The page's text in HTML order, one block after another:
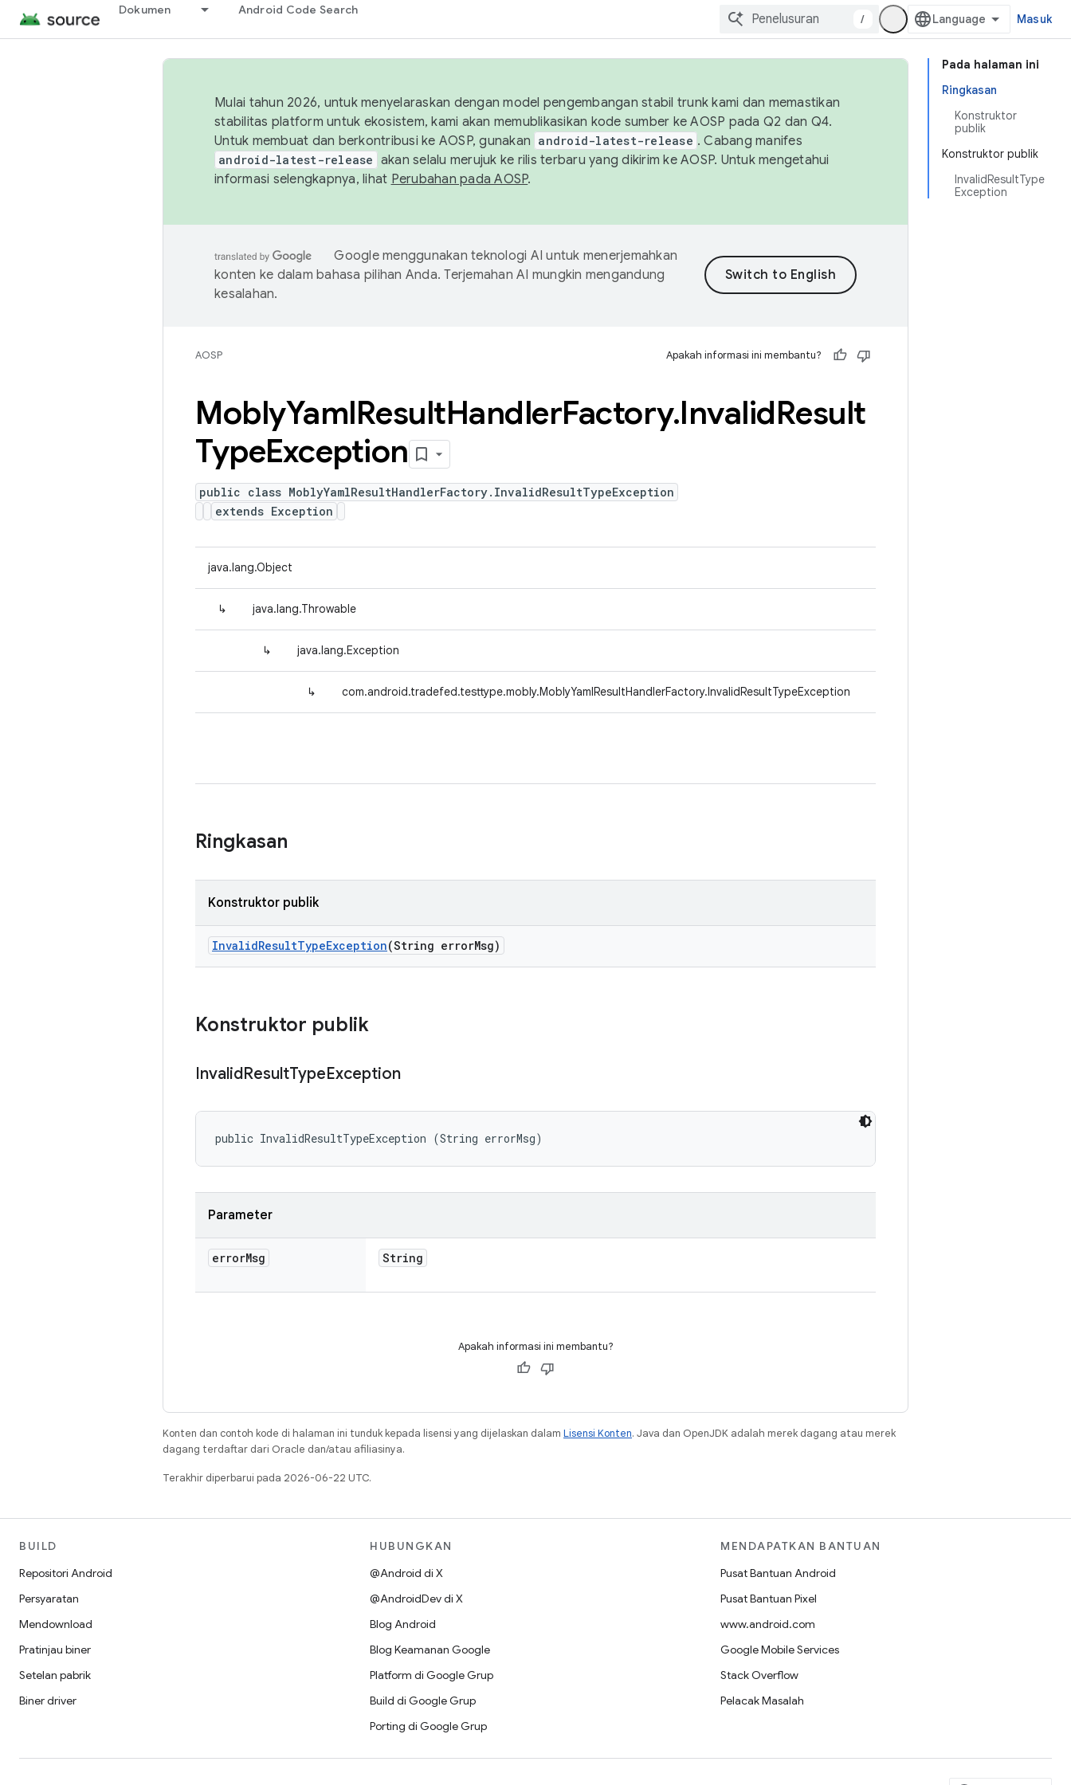
Dokumen Android Code Search
/ Masuk
Pada halaman ini
Ringkasan
Konstruktor
publik
Konstruktor publik
InvalidResultType
Exception
Mulai tahun 2026, untuk menyelaraskan dengan model pengembangan stabil trunk kami dan memastikan
stabilitas platform untuk ekosistem, kami akan memublikasikan kode sumber ke AOSP pada Q2 dan Q4.
Untuk membuat dan berkontribusi ke AOSP, gunakan android-latest-release . Cabang manifes
android-latest-release akan selalu merujuk ke rilis terbaru yang dikirim ke AOSP. Untuk mengetahui
informasi selengkapnya, lihat Perubahan pada AOSP.
Google menggunakan teknologi AI untuk menerjemahkan
konten ke dalam bahasa pilihan Anda. Terjemahan AI mungkin mengandung
kesalahan.
AOSP Apakah informasi ini membantu?
MoblyYamlResultHandlerFactory.InvalidResult
TypeException
public class MoblyYamlResultHandlerFactory.InvalidResultTypeException
extends Exception
java.lang.Object
↳ java.lang.Throwable
↳ java.lang.Exception
↳ com.android.tradefed.testtype.mobly.MoblyYamlResultHandlerFactory.InvalidResultTypeException
Ringkasan
Konstruktor publik
InvalidResultTypeException(String errorMsg)
Konstruktor publik
InvalidResultTypeException
public InvalidResultTypeException (String errorMsg)
Parameter
errorMsg String
Apakah informasi ini membantu?
Konten dan contoh kode di halaman ini tunduk kepada lisensi yang dijelaskan dalam Lisensi Konten. Java dan OpenJDK adalah merek dagang atau merek
dagang terdaftar dari Oracle dan/atau afiliasinya.
Terakhir diperbarui pada 2026-06-22 UTC.
BUILD
Repositori Android
Persyaratan
Mendownload
Pratinjau biner
Setelan pabrik
Biner driver
HUBUNGKAN
@Android di X
@AndroidDev di X
Blog Android
Blog Keamanan Google
Platform di Google Grup
Build di Google Grup
Porting di Google Grup
MENDAPATKAN BANTUAN
Pusat Bantuan Android
Pusat Bantuan Pixel
www.android.com
Google Mobile Services
Stack Overflow
Pelacak Masalah